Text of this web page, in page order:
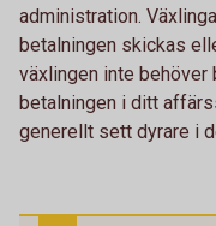
administration.
betalningen skickas
växlingen inte
betalningen i ditt
generellt sett dyrare i